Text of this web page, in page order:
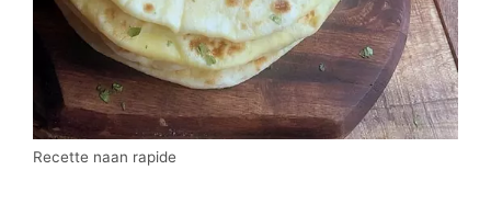
Recette naan rapide